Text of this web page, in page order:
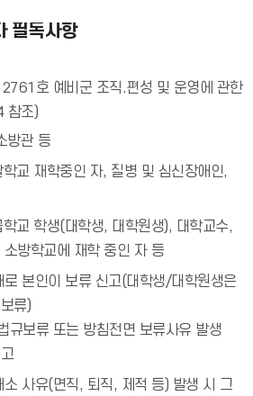
필독사항
호 예비군 조직.편성 및 운영에 관한
참조)
방관 등
교 재학중인 자, 질병 및 심신장애인,
교 학생(대학생, 대학원생), 대학교수,
방학교에 재학 중인 자 등
본인이 보류 신고(대학생/대학원생은
류)
규보류 또는 방침전면 보류사유 발생
사유(면직, 퇴직, 제적 등) 발생 시 그